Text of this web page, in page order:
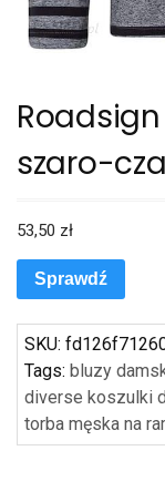
szaro-
53,50 zł
Sprawdź
SKU:
Tags: bluzy
diverse koszulki
torba męska na